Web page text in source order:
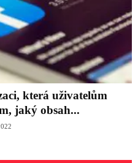
která uživatelům
jaký obsah...